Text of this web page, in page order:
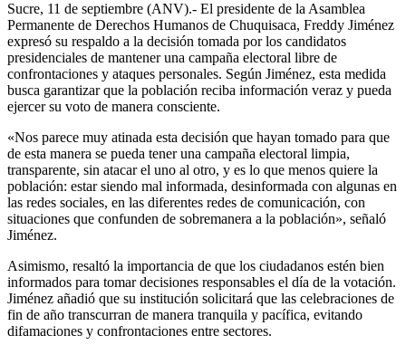
Sucre, 11 de septiembre (ANV).- El presidente de la Asamblea
Permanente de Derechos Humanos de Chuquisaca, Freddy Jiménez
expresó su respaldo a la decisión tomada por los candidatos
presidenciales de mantener una campaña electoral libre de
confrontaciones y ataques personales. Según Jiménez, esta medida
busca garantizar que la población reciba información veraz y pueda
ejercer su voto de manera consciente.
«Nos parece muy atinada esta decisión que hayan tomado para que
de esta manera se pueda tener una campaña electoral limpia,
transparente, sin atacar el uno al otro, y es lo que menos quiere la
población: estar siendo mal informada, desinformada con algunas en
las redes sociales, en las diferentes redes de comunicación, con
situaciones que confunden de sobremanera a la población», señaló
Jiménez.
Asimismo, resaltó la importancia de que los ciudadanos estén bien
informados para tomar decisiones responsables el día de la votación.
Jiménez añadió que su institución solicitará que las celebraciones de
fin de año transcurran de manera tranquila y pacífica, evitando
difamaciones y confrontaciones entre sectores.